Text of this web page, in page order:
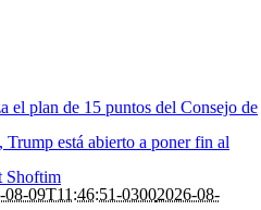
el plan de 15 puntos del Consejo de
está abierto a poner fin al
Shoftim
08-09T11:46:51-03002026-08-